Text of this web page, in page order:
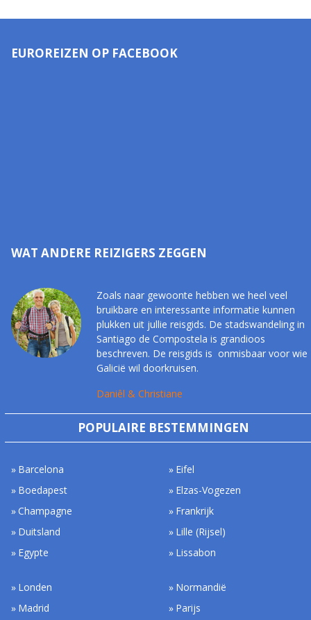
EUROREIZEN OP FACEBOOK
WAT ANDERE REIZIGERS ZEGGEN
Zoals naar gewoonte hebben we heel veel
bruikbare en interessante informatie kunnen
plukken uit jullie reisgids. De stadswandeling in
Santiago de Compostela is grandioos
beschreven. De reisgids is onmisbaar voor wie
Galicië wil doorkruisen.
Daniêl & Christiane
POPULAIRE BESTEMMINGEN
Barcelona
Boedapest
Champagne
Duitsland
Egypte
Eifel
Elzas-Vogezen
Frankrijk
Lille (Rijsel)
Lissabon
Londen
Madrid
Normandië
Parijs